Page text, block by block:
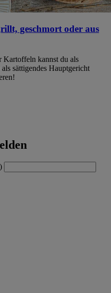
geschmort oder aus
kannst du als
sättigendes Hauptgericht